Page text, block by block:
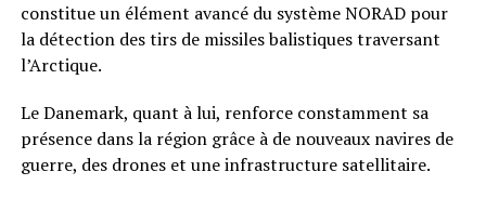
constitue un élément avancé du système NORAD pour
la détection des tirs de missiles balistiques traversant
l’Arctique.
Le Danemark, quant à lui, renforce constamment sa
présence dans la région grâce à de nouveaux navires de
guerre, des drones et une infrastructure satellitaire.